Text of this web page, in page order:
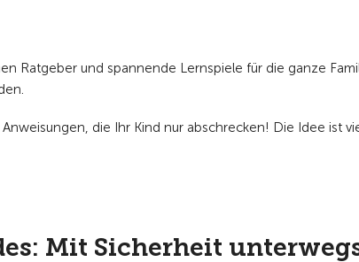
Ratgeber und spannende Lernspiele für die ganze
die Ihr Kind nur abschrecken! Die Idee ist
Mit Sicherheit